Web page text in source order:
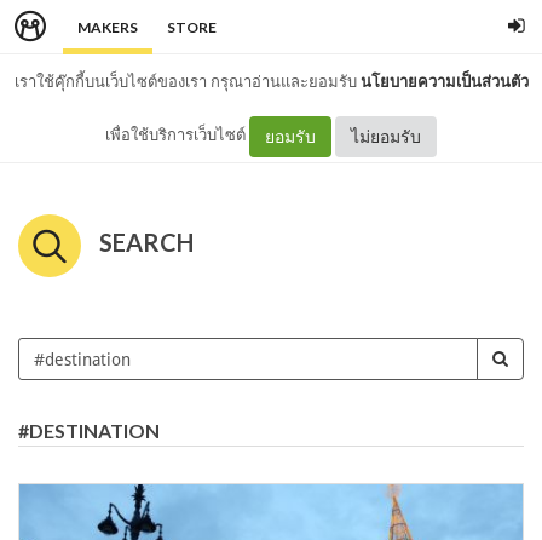
MAKERS STORE
เราใช้คุ๊กกี้บนเว็บไซต์ของเรา กรุณาอ่านและยอมรับนโยบายความเป็นส่วนตัว
เพื่อใช้บริการเว็บไซต์ ยอมรับ ไม่ยอมรับ
SEARCH
#DESTINATION